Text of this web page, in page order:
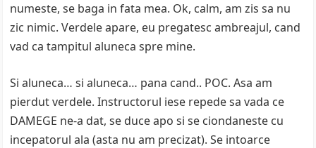
numeste, se baga in fata mea. Ok, calm, am zis sa nu
zic nimic. Verdele apare, eu pregatesc ambreajul, cand
vad ca tampitul aluneca spre mine.
Si aluneca… si aluneca… pana cand.. POC. Asa am
pierdut verdele. Instructorul iese repede sa vada ce
DAMEGE ne-a dat, se duce apo si se ciondaneste cu
incepatorul ala (asta nu am precizat). Se intoarce